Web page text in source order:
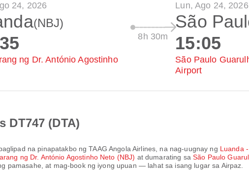
24, 2026
(NBJ)
ng Dr. António Agostinho
8h 30m
Lun, Ago 24, 2026
São
15:05
São Paulo
Airport
DT747 (DTA)
na pinapatakbo ngTAAG Angola Airlines , na nag-uugnay ng Luanda
ng Dr. António Agostinho Neto (NBJ) at dumarating saSão Paulo
pamasahe, at mag-book ng iyong upuan — lahat sa isang lugar sa Airpaz.